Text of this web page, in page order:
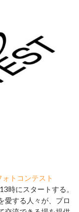
ォトコンテスト
時にスタートする。
愛する人々が、プロ